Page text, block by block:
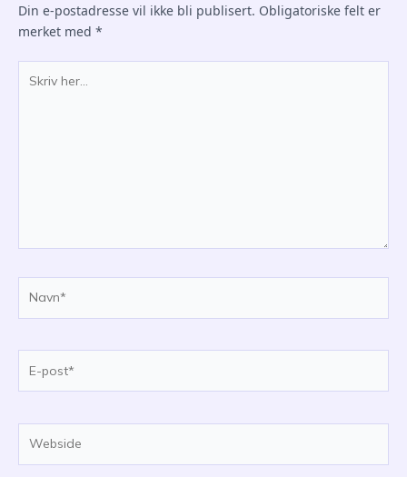
Din e-postadresse vil ikke bli publisert. Obligatoriske felt er
merket med *
her...
post*